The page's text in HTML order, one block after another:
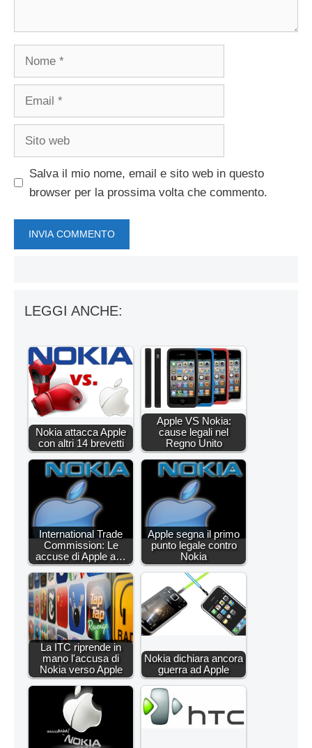
Nome
Email
Sito
Salva il mio nome, email e sito web in questo
browser per la prossima volta che commento.
LEGGI ANCHE:
Nokia attacca Apple
con altri 14 brevetti
Apple VS Nokia:
cause legali nel
Regno Unito
International Trade
Commission: Le
accuse di Apple a…
Apple segna il primo
punto legale contro
Nokia
La ITC riprende in
mano l'accusa di
Nokia verso Apple
Nokia dichiara ancora
guerra ad Apple